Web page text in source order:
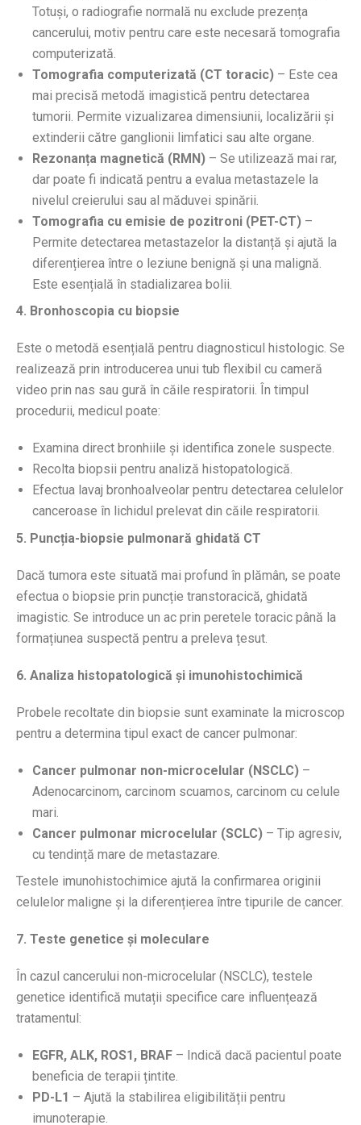
Totuși, o radiografie normală nu exclude prezența
cancerului, motiv pentru care este necesară tomografia
computerizată.
Tomografia computerizată (CT toracic) – Este cea
mai precisă metodă imagistică pentru detectarea
tumorii. Permite vizualizarea dimensiunii, localizării și
extinderii către ganglionii limfatici sau alte organe.
Rezonanța magnetică (RMN) – Se utilizează mai rar,
dar poate fi indicată pentru a evalua metastazele la
nivelul creierului sau al măduvei spinării.
Tomografia cu emisie de pozitroni (PET-CT) –
Permite detectarea metastazelor la distanță și ajută la
diferențierea între o leziune benignă și una malignă.
Este esențială în stadializarea bolii.
4. Bronhoscopia cu biopsie
Este o metodă esențială pentru diagnosticul histologic. Se
realizează prin introducerea unui tub flexibil cu cameră
video prin nas sau gură în căile respiratorii. În timpul
procedurii, medicul poate:
Examina direct bronhiile și identifica zonele suspecte.
Recolta biopsii pentru analiză histopatologică.
Efectua lavaj bronhoalveolar pentru detectarea celulelor
canceroase în lichidul prelevat din căile respiratorii.
5. Puncția-biopsie pulmonară ghidată CT
Dacă tumora este situată mai profund în plămân, se poate
efectua o biopsie prin puncție transtoracică, ghidată
imagistic. Se introduce un ac prin peretele toracic până la
formațiunea suspectă pentru a preleva țesut.
6. Analiza histopatologică și imunohistochimică
Probele recoltate din biopsie sunt examinate la microscop
pentru a determina tipul exact de cancer pulmonar:
Cancer pulmonar non-microcelular (NSCLC) –
Adenocarcinom, carcinom scuamos, carcinom cu celule
mari.
Cancer pulmonar microcelular (SCLC) – Tip agresiv,
cu tendință mare de metastazare.
Testele imunohistochimice ajută la confirmarea originii
celulelor maligne și la diferențierea între tipurile de cancer.
7. Teste genetice și moleculare
În cazul cancerului non-microcelular (NSCLC), testele
genetice identifică mutații specifice care influențează
tratamentul:
EGFR, ALK, ROS1, BRAF – Indică dacă pacientul poate
beneficia de terapii țintite.
PD-L1 – Ajută la stabilirea eligibilității pentru
imunoterapie.